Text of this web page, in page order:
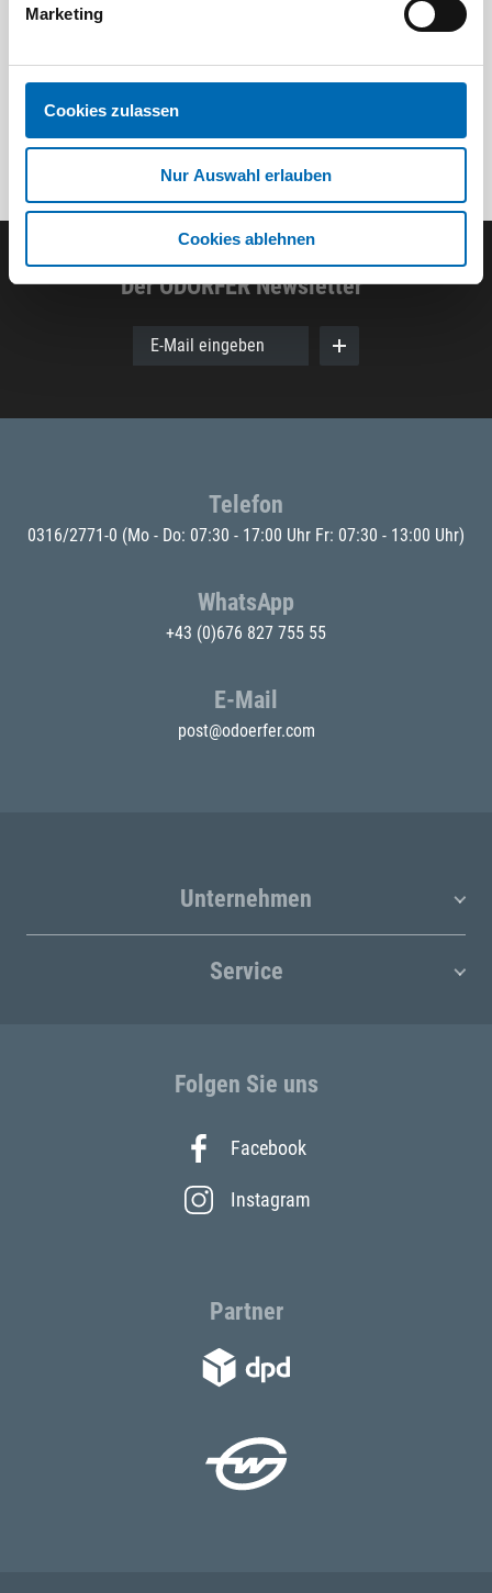
Marketing
Cookies zulassen
Nur Auswahl erlauben
Cookies ablehnen
Der ODÖRFER Newsletter
E-Mail eingeben
Telefon
0316/2771-0 (Mo - Do: 07:30 - 17:00 Uhr Fr: 07:30 - 13:00 Uhr)
WhatsApp
+43 (0)676 827 755 55
E-Mail
post@odoerfer.com
Unternehmen
Service
Folgen Sie uns
Facebook
Instagram
Partner